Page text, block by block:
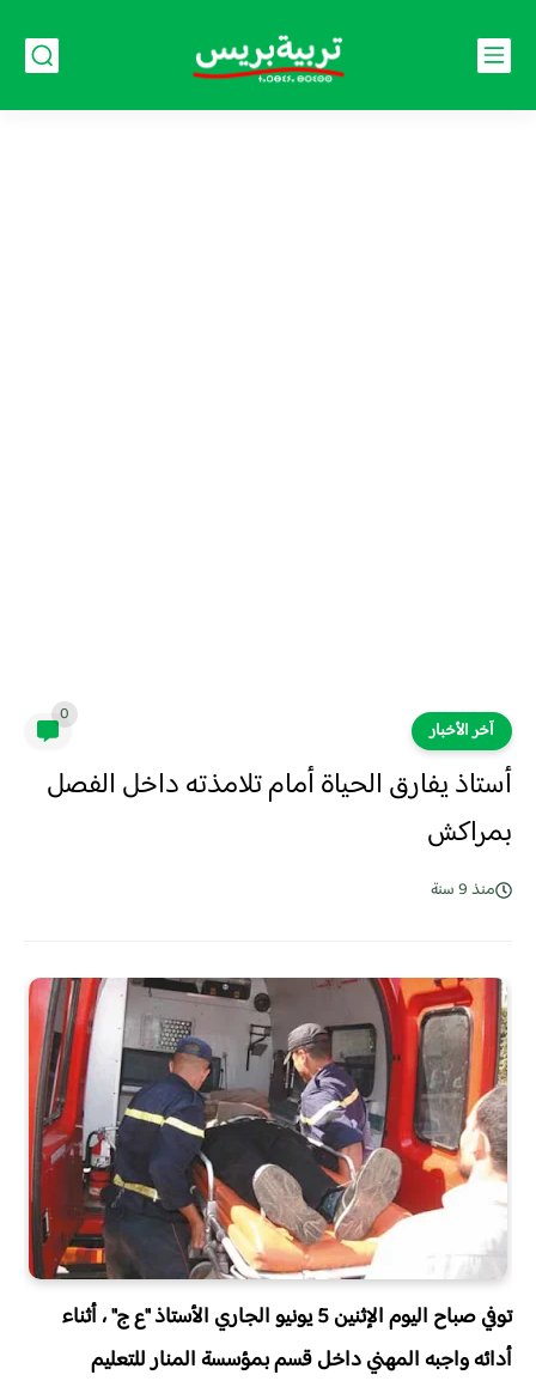
آخر الأخبار
0
أستاذ يفارق الحياة أمام تلامذته داخل الفصل
بمراكش
منذ 9 سنة
توفي صباح اليوم الإثنين 5 يونيو الجاري الأستاذ "ع ج" ، أثناء
أدائه واجبه المهني داخل قسم بمؤسسة المنار للتعليم